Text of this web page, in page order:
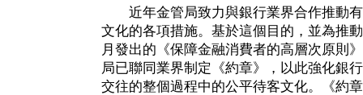
近年金管局致力與銀行業界合作推動有
文化的各項措施。基於這個目的，並為推
月發出的《保障金融消費者的高層次原則
局已聯同業界制定《約章》，以此強化銀
交往的整個過程中的公平待客文化。《約